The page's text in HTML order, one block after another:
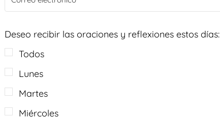
Deseo recibir las oraciones y reflexiones estos días:
Todos
Lunes
Martes
Miércoles